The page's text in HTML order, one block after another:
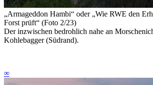
„Armageddon Hambi“ oder„Wie RWE den
Forst prüft“ (Foto 2/23)
Der inzwischen bedrohlich nahe an
Kohlebagger (Südrand).
∞